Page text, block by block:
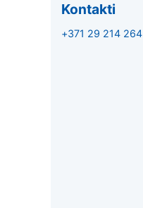
Kontakti
+371 29 214 264